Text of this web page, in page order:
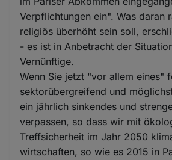
Verpflichtungen ein". Was daran
religiös überhöht sein soll,
- es ist in Anbetracht der
Vernünftige.
Wenn Sie jetzt "vor allem eines"
sektorübergreifend und
ein jährlich sinkendes und
verpassen, so dass wir mit
Treffsicherheit im Jahr 2050
wirtschaften, so wie es 2015 in